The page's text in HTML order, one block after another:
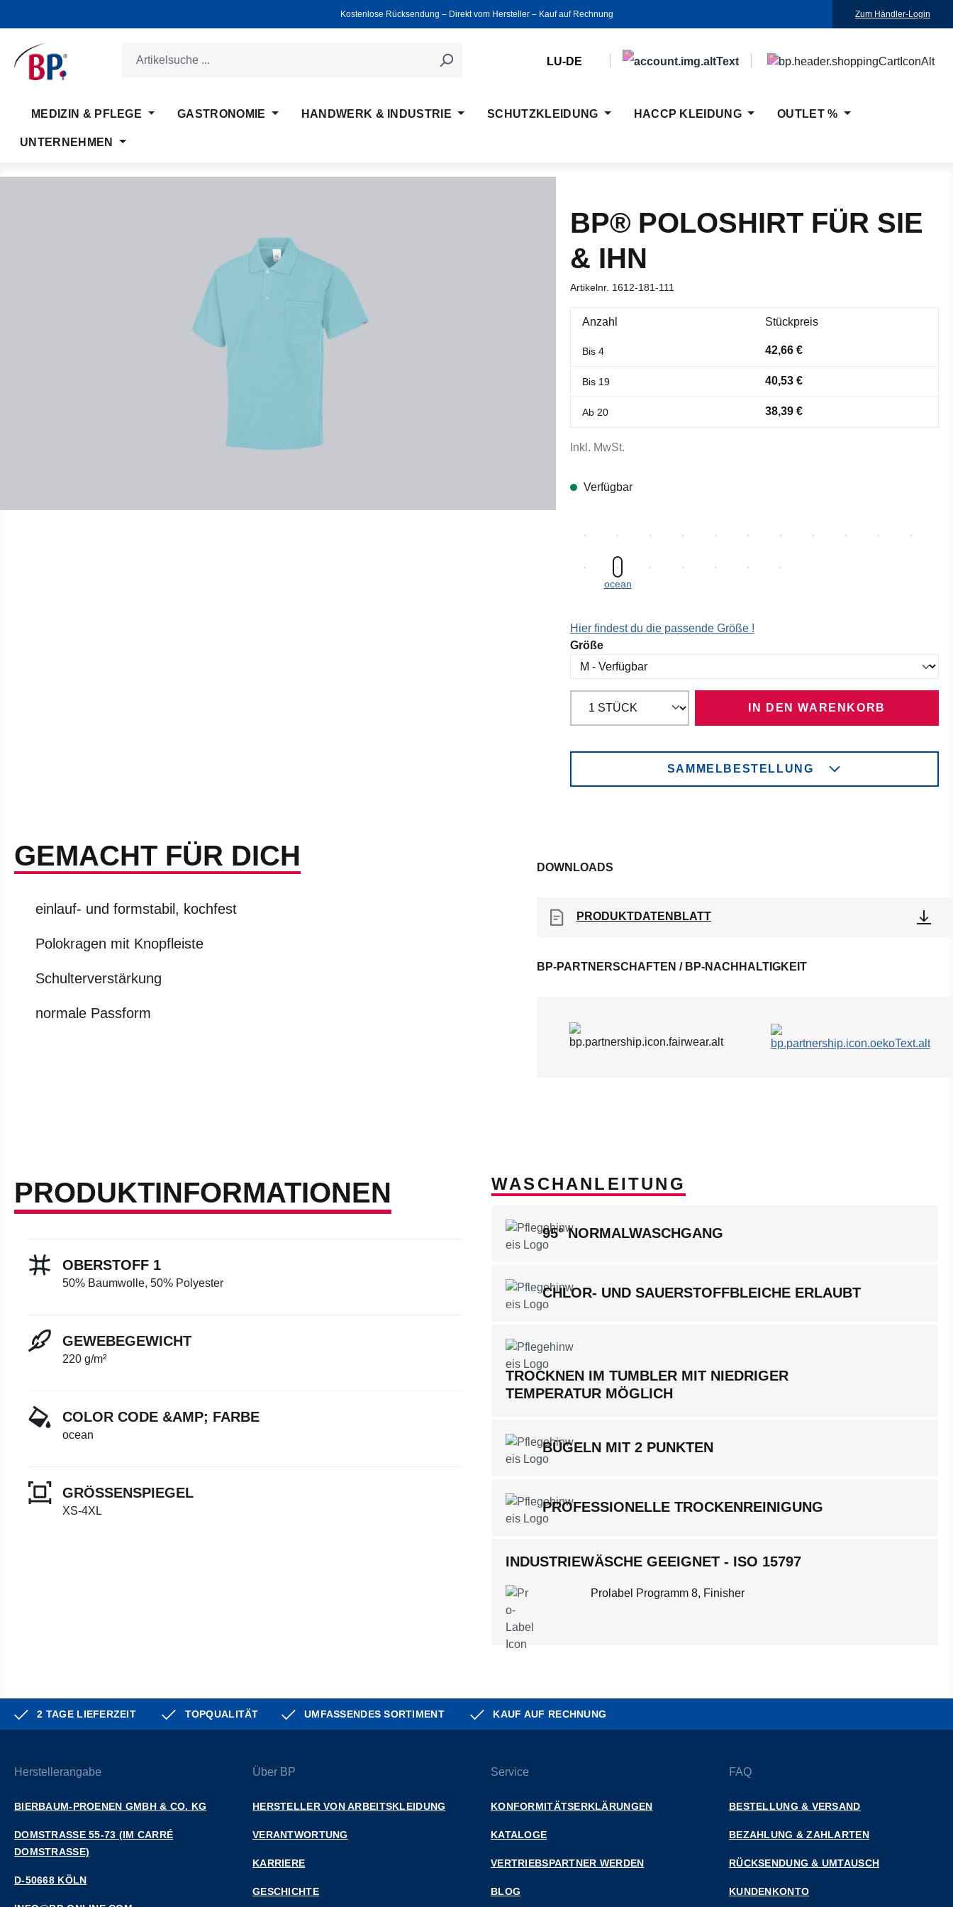
Kostenlose Rücksendung ‒ Direkt vom Hersteller ‒ Kauf auf Rechnung Zum Händler-Login
LU-DE
MEDIZIN & PFLEGE GASTRONOMIE HANDWERK & INDUSTRIE SCHUTZKLEIDUNG HACCP KLEIDUNG OUTLET %
UNTERNEHMEN
BP® POLOSHIRT FÜR SIE
& IHN
Artikelnr. 1612-181-111
Anzahl Stückpreis
Bis 4 42,66 €
Bis 19 40,53 €
Ab 20 38,39 €
Inkl. MwSt.
Verfügbar
ocean
Hier findest du die passende Größe !
Größeauswählen
IN DEN WARENKORB
SAMMELBESTELLUNG
GEMACHT FÜR DICH
einlauf- und formstabil, kochfest
Polokragen mit Knopfleiste
Schulterverstärkung
normale Passform
DOWNLOADS
PRODUKTDATENBLATT
BP-PARTNERSCHAFTEN / BP-NACHHALTIGKEIT
PRODUKTINFORMATIONEN
OBERSTOFF 1
50% Baumwolle, 50% Polyester
GEWEBEGEWICHT
220 g/m²
COLOR CODE &AMP; FARBE
ocean
GRÖSSENSPIEGEL
XS-4XL
WASCHANLEITUNG
95° NORMALWASCHGANG
CHLOR- UND SAUERSTOFFBLEICHE ERLAUBT
TROCKNEN IM TUMBLER MIT NIEDRIGER
TEMPERATUR MÖGLICH
BÜGELN MIT 2 PUNKTEN
PROFESSIONELLE TROCKENREINIGUNG
INDUSTRIEWÄSCHE GEEIGNET - ISO 15797
Prolabel Programm 8, Finisher
2 TAGE LIEFERZEIT TOPQUALITÄT UMFASSENDES SORTIMENT KAUF AUF RECHNUNG
Herstellerangabe
BIERBAUM-PROENEN GMBH & CO. KG
DOMSTRASSE 55-73 (IM CARRÉ D
OMSTRASSE)
D-50668 KÖLN
Über BP
HERSTELLER VON ARBEITSKLEIDUNG
VERANTWORTUNG
KARRIERE
GESCHICHTE
Service
KONFORMITÄTSERKLÄRUNGEN
KATALOGE
VERTRIEBSPARTNER WERDEN
BLOG
FAQ
BESTELLUNG & VERSAND
BEZAHLUNG & ZAHLARTEN
RÜCKSENDUNG & UMTAUSCH
KUNDENKONTO